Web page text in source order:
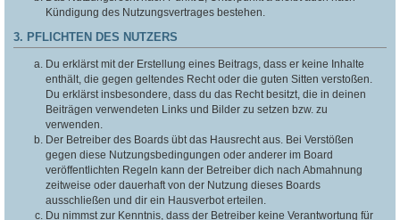
Kündigung des Nutzungsvertrages bestehen.
3. PFLICHTEN DES NUTZERS
Du erklärst mit der Erstellung eines Beitrags, dass er keine Inhalte
enthält, die gegen geltendes Recht oder die guten Sitten verstoßen.
Du erklärst insbesondere, dass du das Recht besitzt, die in deinen
Beiträgen verwendeten Links und Bilder zu setzen bzw. zu
verwenden.
Der Betreiber des Boards übt das Hausrecht aus. Bei Verstößen
gegen diese Nutzungsbedingungen oder anderer im Board
veröffentlichten Regeln kann der Betreiber dich nach Abmahnung
zeitweise oder dauerhaft von der Nutzung dieses Boards
ausschließen und dir ein Hausverbot erteilen.
Du nimmst zur Kenntnis, dass der Betreiber keine Verantwortung für